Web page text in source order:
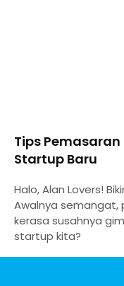
Tips
Startup Baru
Halo, Alan Lovers!
Awalnya semangat,
kerasa susahnya
startup kita?